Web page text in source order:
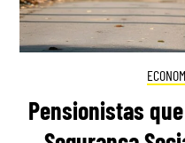
Pensionistas